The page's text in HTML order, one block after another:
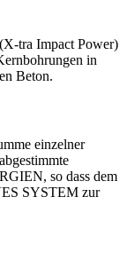
tra Impact Power)
in
Beton.
einzelner
so dass dem
SYSTEM zur